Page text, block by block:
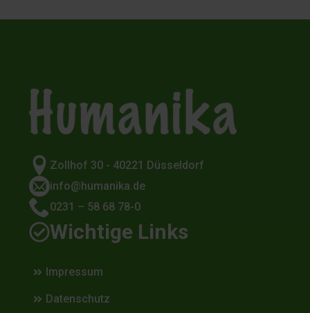
Zollhof 30 - 40221 Düsseldorf
info@humanika.de
0231 – 58 68 78-0
Wichtige Links
Impressum
Datenschutz